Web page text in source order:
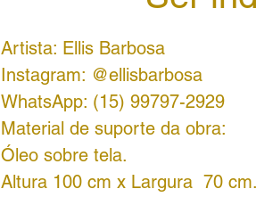
Artista: Ellis Barbosa
Instagram: @ellisbarbosa
WhatsApp: (15) 99797-2929
Material de suporte da obra:
Óleo sobre tela.
Altura 100 cm x Largura 70 cm.